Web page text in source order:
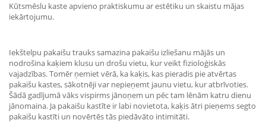
Kūtsmēslu kaste apvieno praktiskumu ar estētiku un skaistu mājas
iekārtojumu.
Iekštelpu pakaišu trauks samazina pakaišu izliešanu mājās un
nodrošina kaķiem klusu un drošu vietu, kur veikt fizioloģiskās
vajadzības. Tomēr ņemiet vērā, ka kaķis, kas pieradis pie atvērtas
pakaišu kastes, sākotnēji var nepieņemt jaunu vietu, kur atbrīvoties.
Šādā gadījumā vāks vispirms jānoņem un pēc tam lēnām katru dienu
jānomaina. Ja pakaišu kastīte ir labi novietota, kaķis ātri pieņems segto
pakaišu kastīti un novērtēs tās piedāvāto intimitāti.